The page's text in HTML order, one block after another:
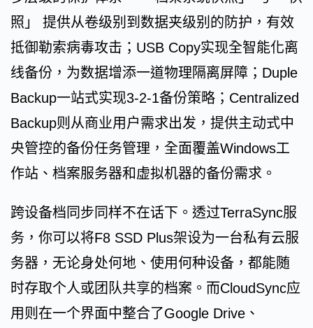
照」 提供从卷级别到数据夹级别的防护，有效
抵御勒索病毒攻击；USB Copy实现全智能化离
线备份，为数据增添一道物理隔离屏障；Duple
Backup一站式实现3-2-1备份策略；Centralized
Backup则从商业用户需求出发，提供主动式中
央管控的备份任务管理，全面覆盖Windows工
作站、档案服务器和虚拟机器的备份需求。
跨设备档同步同样不在话下。透过TerraSync服
务，你可以将F8 SSD Plus架设为一台私有云服
务器，无论身处何地、使用何种设备，都能随
时存取个人或团队共享的档案。而CloudSync应
用则在一个界面中整合了Google Drive、